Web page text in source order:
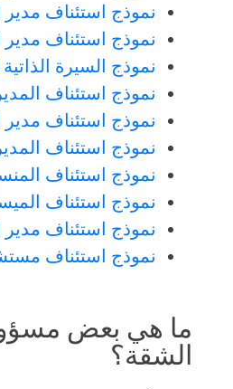
نموذج استئناف مدير
نموذج استئناف مدير
نموذج السيرة
نموذج استئناف
نموذج استئناف
نموذج استئناف
نموذج استئناف
نموذج استئناف
نموذج استئناف
نموذج استئناف
ما هي بعض
الشقة؟